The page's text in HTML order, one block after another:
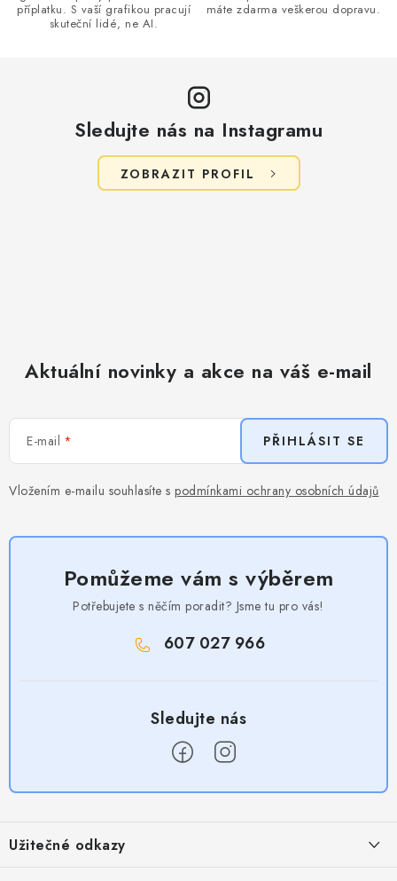
ypříplatku. S vaší grafikou pracují
skuteční lidé, ne AI.
máte zdarma veškerou dopravu.
Sledujte nás na Instagramu
ZOBRAZIT PROFIL
Aktuální novinky a akce na váš e-mail
E-mail
Vložením e-mailu souhlasíte s podmínkami ochrany osobních údajů
PŘIHLÁSIT SE
Pomůžeme vám s výběrem
Potřebujete s něčím poradit? Jsme tu pro vás!
607 027 966
pUžitečné odkazy